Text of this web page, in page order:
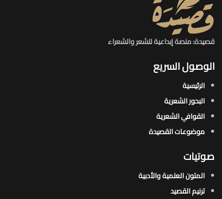
قصيدة: منصة إبداعية للشعر والشعراء
الوصول السريع
الرئيسية
البحور الشعرية​
القوافي الشعرية​
موضوعات القصيدة​
صوتيات
المتون العلمية والأدبية
ترنيم القصيد